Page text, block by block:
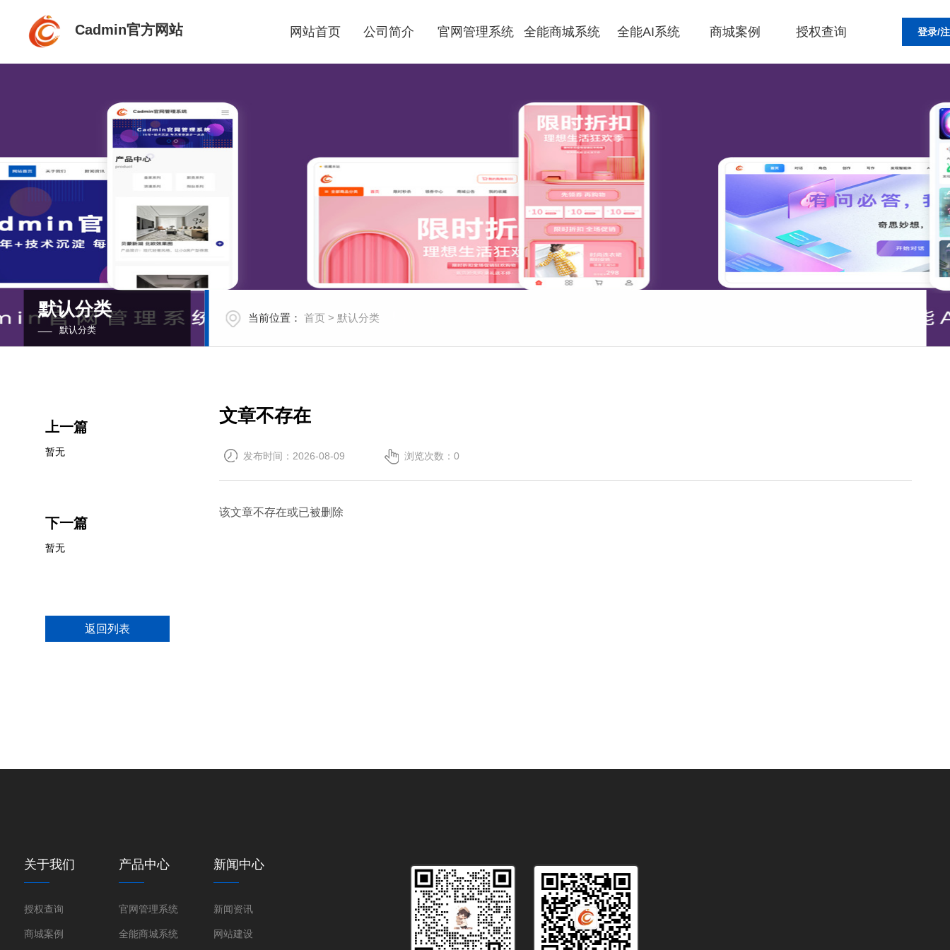
Cadmin官方网站 网站首页 公司简介 官网管理系统 全能商城系统 全能AI系统 商城案例 授权查询 登录/
默认分类
默认分类
当前位置： 首页 > 默认分类
文章不存在
发布时间：2026-08-09 浏览次数：0
该文章不存在或已被删除
上一篇
暂无
下一篇
暂无
返回列表
关于我们
授权查询
商城案例
产品中心
官网管理系统
全能商城系统
新闻中心
新闻资讯
网站建设